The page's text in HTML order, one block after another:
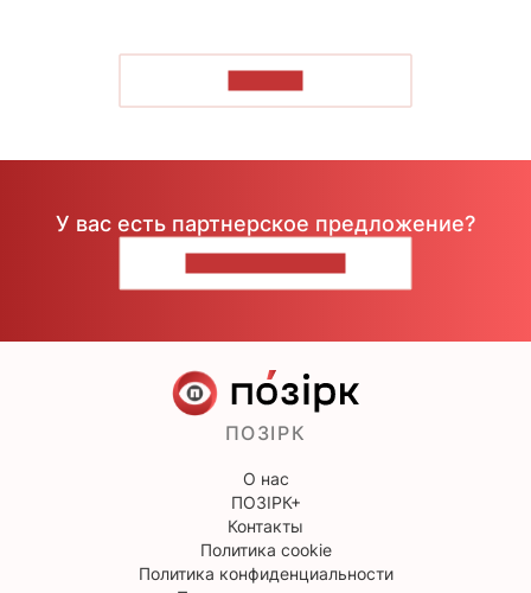
У вас есть партнерское предложение?
ПОЗІРК
О нас
ПОЗІРК+
Контакты
Политика cookie
Политика конфиденциальности